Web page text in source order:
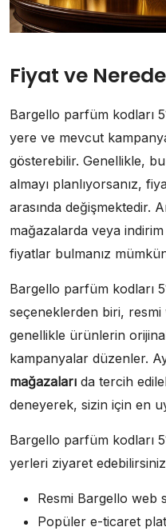
Fiyat ve
Bargello parfüm kodları
yere ve mevcut
gösterebilir. Genellikle,
almayı planlıyorsanız,
arasında değişmektedir.
mağazalarda veya
fiyatlar bulmanız
Bargello parfüm kodları
seçeneklerden biri,
genellikle ürünlerin
kampanyalar düzenler.
mağazaları da tercih
deneyerek, sizin için en
Bargello parfüm kodları
yerleri ziyaret
Resmi Bargello web
Popüler e-ticaret